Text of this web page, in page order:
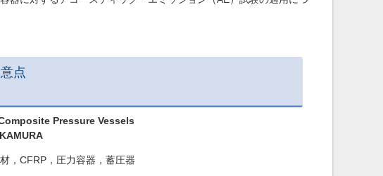
点
Pressure Vessels
，CFRP，圧力容器，蓄圧器